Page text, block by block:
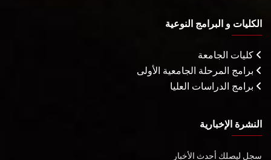
الكليات و البرامج النوعية
كليات الجامعة
برامج المرحلة الجامعية الأولى
برامج الدراسات العليا
النشرة الإخبارية
سجل ليصلك أحدث الأخبار